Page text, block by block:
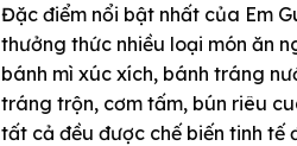
Đặc điểm nổi bật nhất của Em
thưởng thức nhiều loại món ăn
bánh mì xúc xích, bánh tráng
tráng trộn, cơm tấm, bún riêu
tất cả đều được chế biến tinh tế